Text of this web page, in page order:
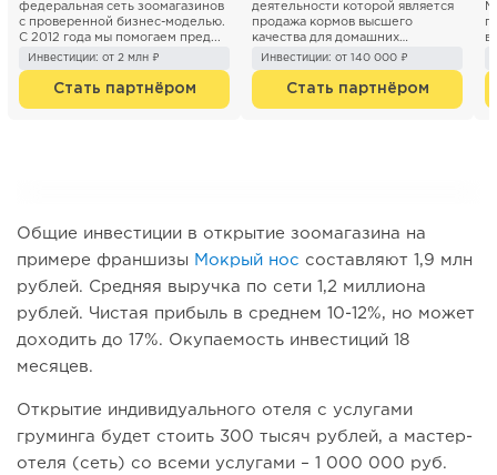
федеральная сеть зоомагазинов
с проверенной бизнес-моделью.
С 2012 года мы помогаем пред...
Инвестиции: от 2 млн ₽
Стать партнёром
деятельности которой является
продажа кормов высшего
качества для домашних
животных. В 1991 году Husse
начала производить высок...
Инвестиции: от 140 000 ₽
Стать партнёром
Общие инвестиции в открытие зоомагазина на
примере франшизы
Мокрый нос составляют 1,9 млн
рублей. Средняя выручка по сети 1,2 миллиона
рублей. Чистая прибыль в среднем 10-12%, но может
доходить до 17%. Окупаемость инвестиций 18
месяцев.
Открытие индивидуального отеля с услугами
груминга будет стоить 300 тысяч рублей, а мастер-
отеля (сеть) со всеми услугами – 1 000 000 руб.